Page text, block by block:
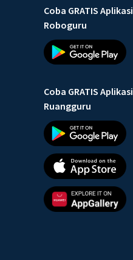
Coba GRATIS Aplikasi
Roboguru
Coba GRATIS Aplikasi
Ruangguru